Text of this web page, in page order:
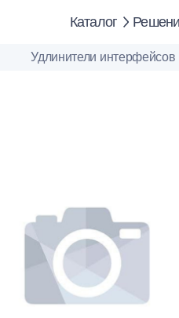
Каталог
Удлинители интерфейсов